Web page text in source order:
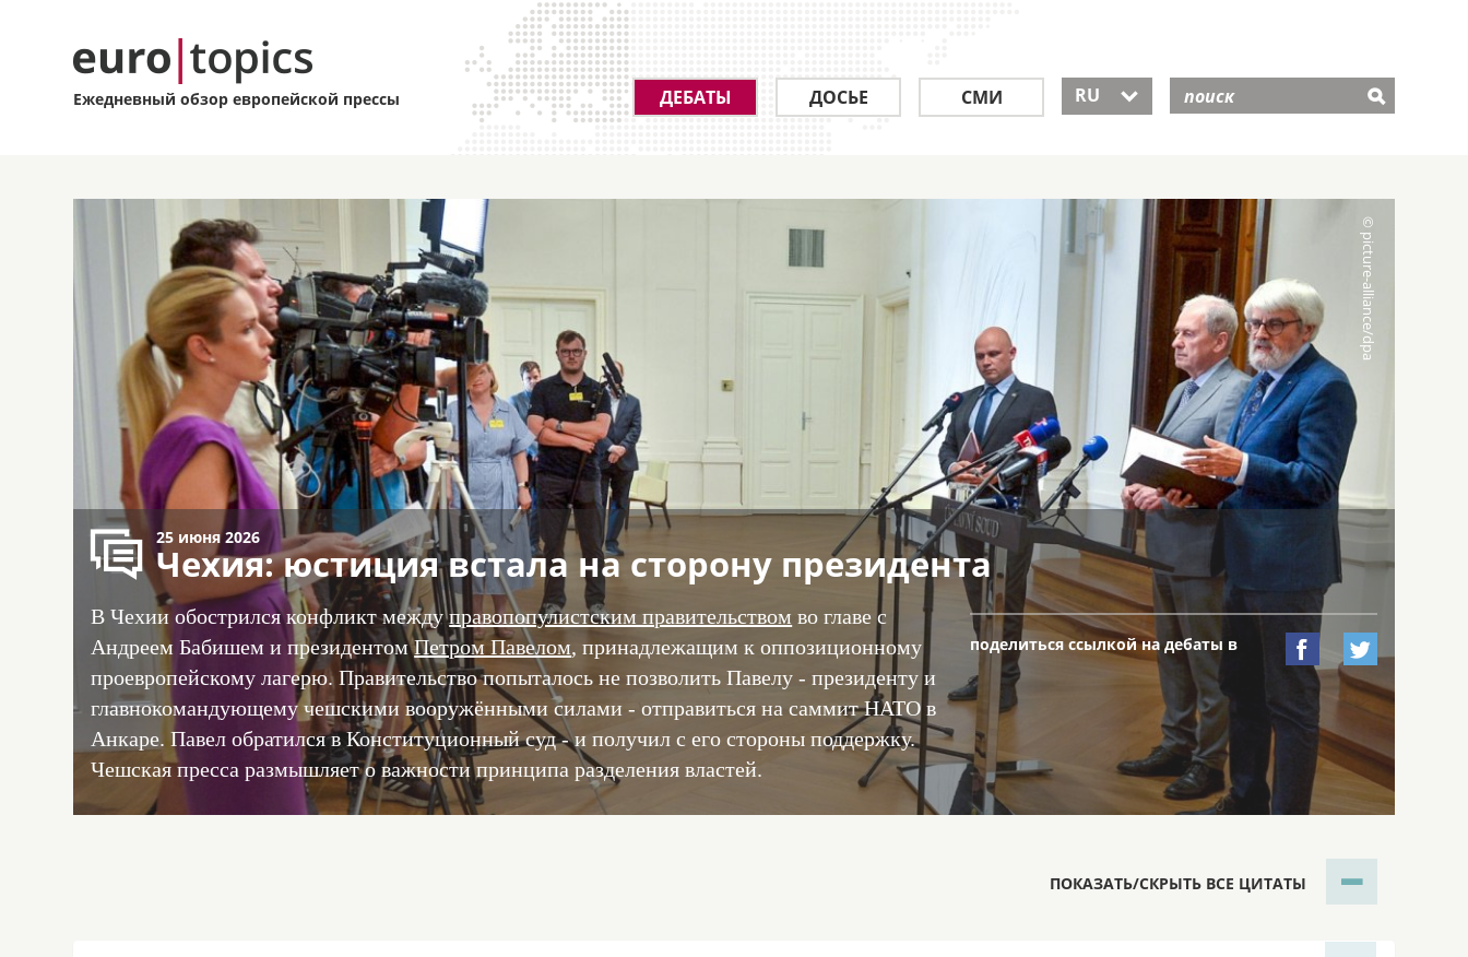
Ежедневный обзор европейской прессы ДЕБАТЫ ДОСЬЕ СМИ RU 
25 июня 2026
Чехия: юстиция встала на сторону президента
В Чехии обострился конфликт междуправопопулистским правительством во главе с
Андреем Бабишем и президентомПетром Павелом, принадлежащим к оппозиционному
проевропейскому лагерю. Правительство попыталось не позволить Павелу - президенту и
главнокомандующему чешскими вооружёнными силами - отправиться на саммит НАТО в
Анкаре. Павел обратился в Конституционный суд - и получил с его стороны поддержку.
Чешская пресса размышляет о важности принципа разделения властей.
поделиться ссылкой на дебаты в  
ПОКАЗАТЬ/СКРЫТЬ ВСЕ ЦИТАТЫ